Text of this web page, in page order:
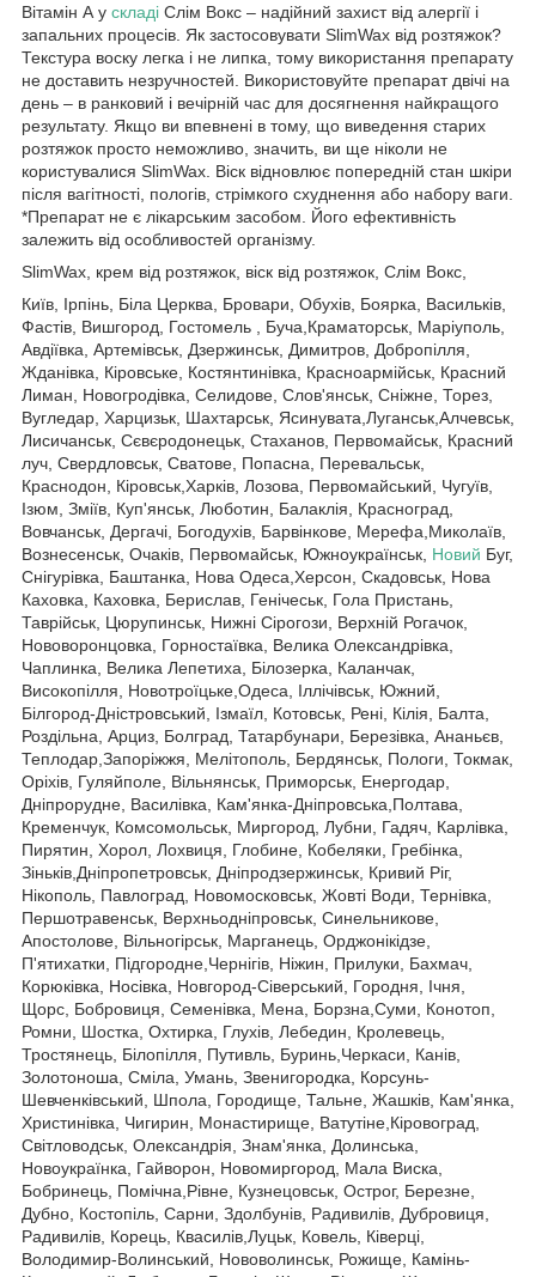
Вітамін А у складі Слім Вокс – надійний захист від алергії і
запальних процесів. Як застосовувати SlimWax від розтяжок?
Текстура воску легка і не липка, тому використання препарату
не доставить незручностей. Використовуйте препарат двічі на
день – в ранковий і вечірній час для досягнення найкращого
результату. Якщо ви впевнені в тому, що виведення старих
розтяжок просто неможливо, значить, ви ще ніколи не
користувалися SlimWax. Віск відновлює попередній стан шкіри
після вагітності, пологів, стрімкого схуднення або набору ваги.
*Препарат не є лікарським засобом. Його ефективність
залежить від особливостей організму.
SlimWax, крем від розтяжок, віск від розтяжок, Слім Вокс,
Київ, Ірпінь, Біла Церква, Бровари, Обухів, Боярка, Васильків,
Фастів, Вишгород, Гостомель , Буча,Краматорськ, Маріуполь,
Авдіївка, Артемівськ, Дзержинськ, Димитров, Добропілля,
Жданівка, Кіровське, Костянтинівка, Красноармійськ, Красний
Лиман, Новогродівка, Селидове, Слов'янськ, Сніжне, Торез,
Вугледар, Харцизьк, Шахтарськ, Ясинувата,Луганськ,Алчевськ,
Лисичанськ, Сєвєродонецьк, Стаханов, Первомайськ, Красний
луч, Свердловськ, Сватове, Попасна, Перевальськ,
Краснодон, Кіровськ,Харків, Лозова, Первомайський, Чугуїв,
Ізюм, Зміїв, Куп'янськ, Люботин, Балаклія, Красноград,
Вовчанськ, Дергачі, Богодухів, Барвінкове, Мерефа,Миколаїв,
Вознесенськ, Очаків, Первомайськ, Южноукраїнськ, Новий Буг,
Снігурівка, Баштанка, Нова Одеса,Херсон, Скадовськ, Нова
Каховка, Каховка, Берислав, Генічеськ, Гола Пристань,
Таврійськ, Цюрупинськ, Нижні Сірогози, Верхній Рогачок,
Нововоронцовка, Горностаївка, Велика Олександрівка,
Чаплинка, Велика Лепетиха, Білозерка, Каланчак,
Високопілля, Новотроїцьке,Одеса, Іллічівськ, Южний,
Білгород-Дністровський, Ізмаїл, Котовськ, Рені, Кілія, Балта,
Роздільна, Арциз, Болград, Татарбунари, Березівка, Ананьєв,
Теплодар,Запоріжжя, Мелітополь, Бердянськ, Пологи, Токмак,
Оріхів, Гуляйполе, Вільнянськ, Приморськ, Енергодар,
Дніпрорудне, Василівка, Кам'янка-Дніпровська,Полтава,
Кременчук, Комсомольськ, Миргород, Лубни, Гадяч, Карлівка,
Пирятин, Хорол, Лохвиця, Глобине, Кобеляки, Гребінка,
Зіньків,Дніпропетровськ, Дніпродзержинськ, Кривий Ріг,
Нікополь, Павлоград, Новомосковськ, Жовті Води, Тернівка,
Першотравенськ, Верхньодніпровськ, Синельникове,
Апостолове, Вільногірськ, Марганець, Орджонікідзе,
П'ятихатки, Підгородне,Чернігів, Ніжин, Прилуки, Бахмач,
Корюківка, Носівка, Новгород-Сіверський, Городня, Ічня,
Щорс, Бобровиця, Семенівка, Мена, Борзна,Суми, Конотоп,
Ромни, Шостка, Охтирка, Глухів, Лебедин, Кролевець,
Тростянець, Білопілля, Путивль, Буринь,Черкаси, Канів,
Золотоноша, Сміла, Умань, Звенигородка, Корсунь-
Шевченківський, Шпола, Городище, Тальне, Жашків, Кам'янка,
Христинівка, Чигирин, Монастирище, Ватутіне,Кіровоград,
Світловодськ, Олександрія, Знам'янка, Долинська,
Новоукраїнка, Гайворон, Новомиргород, Мала Виска,
Бобринець, Помічна,Рівне, Кузнецовськ, Острог, Березне,
Дубно, Костопіль, Сарни, Здолбунів, Радивилів, Дубровиця,
Радивилів, Корець, Квасилів,Луцьк, Ковель, Ківерці,
Володимир-Волинський, Нововолинськ, Рожище, Камінь-